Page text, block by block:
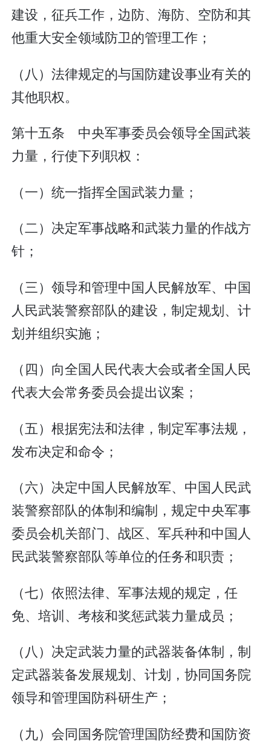
建设，征兵工作，边防、海防、空防和其
他重大安全领域防卫的管理工作；
（八）法律规定的与国防建设事业有关的
其他职权。
第十五条 中央军事委员会领导全国武装
力量，行使下列职权：
（一）统一指挥全国武装力量；
（二）决定军事战略和武装力量的作战方
针；
（三）领导和管理中国人民解放军、中国
人民武装警察部队的建设，制定规划、计
划并组织实施；
（四）向全国人民代表大会或者全国人民
代表大会常务委员会提出议案；
（五）根据宪法和法律，制定军事法规，
发布决定和命令；
（六）决定中国人民解放军、中国人民武
装警察部队的体制和编制，规定中央军事
委员会机关部门、战区、军兵种和中国人
民武装警察部队等单位的任务和职责；
（七）依照法律、军事法规的规定，任
免、培训、考核和奖惩武装力量成员；
（八）决定武装力量的武器装备体制，制
定武器装备发展规划、计划，协同国务院
领导和管理国防科研生产；
（九）会同国务院管理国防经费和国防资